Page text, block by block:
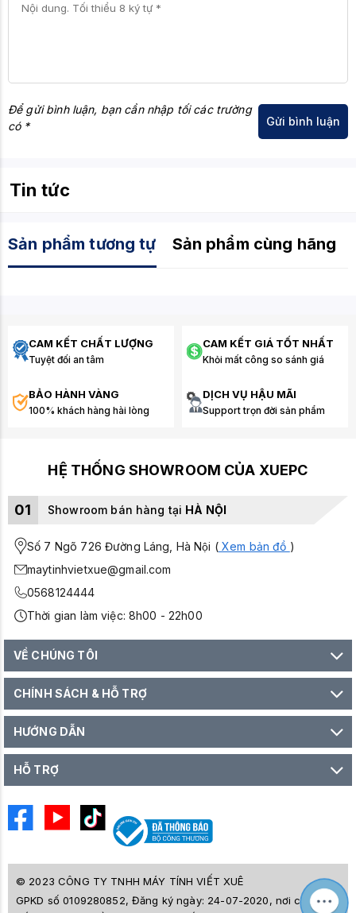
Để gửi bình luận, bạn cần nhập tối các trường
có *
Tin tức
Sản phẩm tương tự Sản phẩm cùng hãng
CAM KẾT CHẤT LƯỢNG
Tuyệt đối an tâm
CAM KẾT GIÁ TỐT NHẤT
Khỏi mất công so sánh giá
BẢO HÀNH VÀNG
100% khách hàng hài lòng
DỊCH VỤ HẬU MÃI
Support trọn đời sản phẩm
HỆ THỐNG SHOWROOM CỦA XUEPC
01 Showroom bán hàng tại HÀ NỘI
Số 7 Ngõ 726 Đường Láng, Hà Nội (Xem bản đồ )
maytinhvietxue@gmail.com
0568124444
Thời gian làm việc: 8h00 - 22h00
VỀ CHÚNG TÔI
CHÍNH SÁCH & HỖ TRỢ
HƯỚNG DẪN
HỖ TRỢ
© 2023 CÔNG TY TNHH MÁY TÍNH VIẾT XUÊ
GPKD số 0109280852, Đăng ký ngày: 24-07-2020, nơi cấp SỞ